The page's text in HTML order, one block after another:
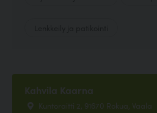
Kahvila Kaarna
Kuntoraitti 2, 91670 Rokua, Vaala